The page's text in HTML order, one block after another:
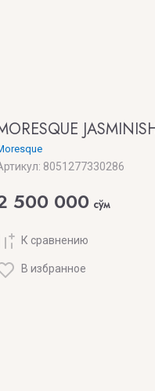
8051277330286
500 000 сўм
К сравнению
В избранное